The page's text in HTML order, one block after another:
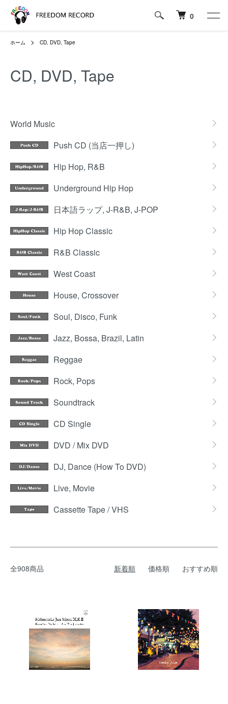
0
ホーム CD, DVD, Tape
CD, DVD, Tape
World Music
Push CD (当店一押し)
Hip Hop, R&B
Underground Hip Hop
日本語ラップ, J-R&B, J-POP
Hip Hop Classic
R&B Classic
West Coast
House, Crossover
Soul, Disco, Funk
Jazz, Bossa, Brazil, Latin
Reggae
Rock, Pops
Soundtrack
CD Single
DVD / Mix DVD
DJ, Dance (How To DVD)
Live, Movie
Cassette Tape / VHS
全908商品 新着順 価格順 おすすめ順